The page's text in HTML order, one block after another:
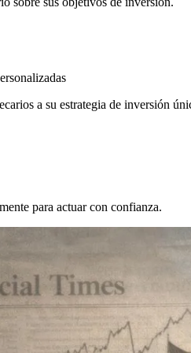
a su estrategia de inversión
para actuar con confianza.